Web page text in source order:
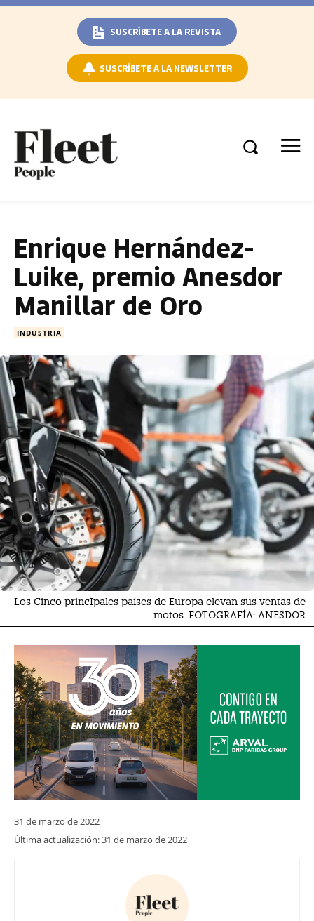
SUSCRÍBETE A LA REVISTA
SUSCRÍBETE A LA NEWSLETTER
Enrique Hernández-
Luike, premio Anesdor
Manillar de Oro
INDUSTRIA
Los Cinco princIpales países de Europa elevan sus ventas de
motos. FOTOGRAFÍA: ANESDOR
31 de marzo de 2022
Última actualización:31 de marzo de 2022